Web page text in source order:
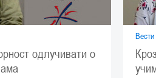
одлучивати о
Вести